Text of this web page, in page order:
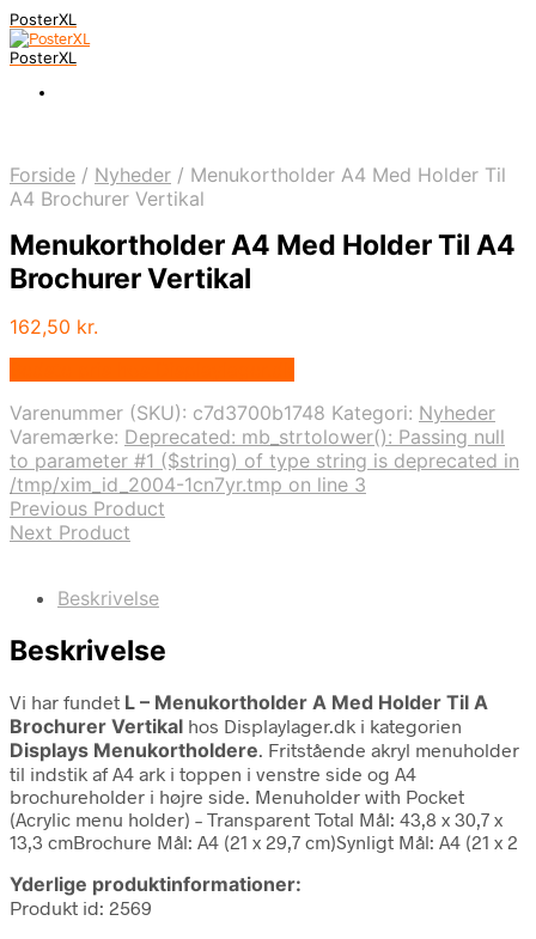
PosterXL
PosterXL
Forside / Nyheder / Menukortholder A4 Med Holder Til
A4 Brochurer Vertikal
Menukortholder A4 Med Holder Til A4
Brochurer Vertikal
162,50 kr.
Varenummer (SKU): c7d3700b1748 Kategori: Nyheder
Varemærke: Deprecated: mb_strtolower(): Passing null
to parameter #1 ($string) of type string is deprecated in
/tmp/xim_id_2004-1cn7yr.tmp on line 3
Previous Product
Next Product
Beskrivelse
Beskrivelse
Vi har fundet L – Menukortholder A Med Holder Til A
Brochurer Vertikal hos Displaylager.dk i kategorien
Displays Menukortholdere. Fritstående akryl menuholder
til indstik af A4 ark i toppen i venstre side og A4
brochureholder i højre side. Menuholder with Pocket
(Acrylic menu holder) – Transparent Total Mål: 43,8 x 30,7 x
13,3 cmBrochure Mål: A4 (21 x 29,7 cm)Synligt Mål: A4 (21 x 2
Yderlige produktinformationer:
Produkt id: 2569